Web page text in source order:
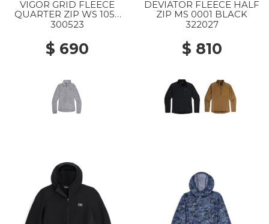
VIGOR GRID FLEECE
QUARTER ZIP WS 1050
GREY HEATHER
300523
$ 690
DEVIATOR FLEECE HALF
ZIP MS 0001 BLACK
322027
$ 810